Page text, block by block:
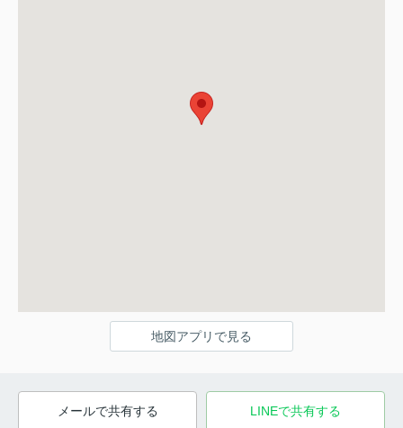
地図アプリで見る
メールで共有する LINEで共有する